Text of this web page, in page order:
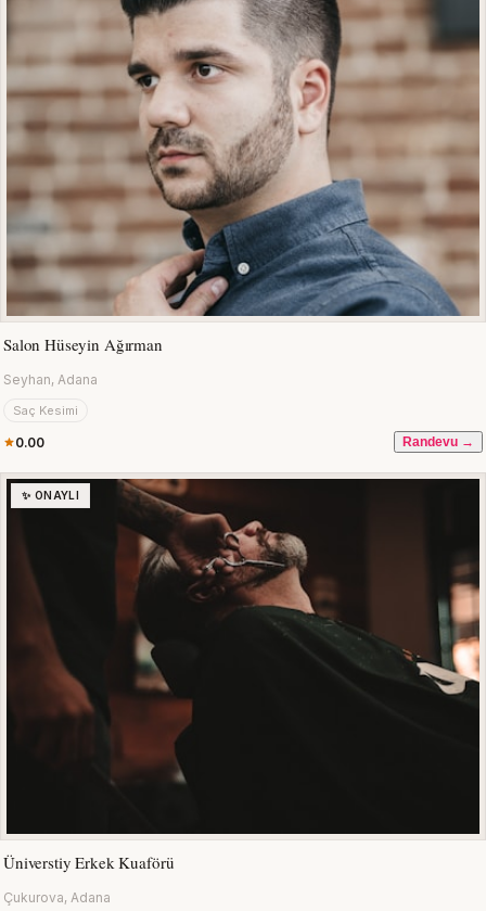
Salon Hüseyin Ağırman
Seyhan, Adana
Saç Kesimi
0.00 Randevu →
✨ ONAYLI
Üniverstiy Erkek Kuaförü
Çukurova, Adana